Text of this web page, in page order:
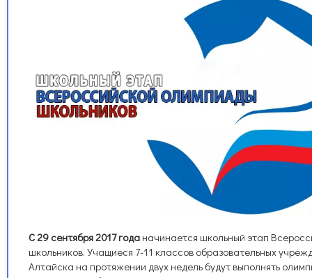
С 29 сентября 2017 года начинается школьный этап
школьников. Учащиеся 7-11 классов образовательных
Алтайска на протяжении двух недель будут выполнять